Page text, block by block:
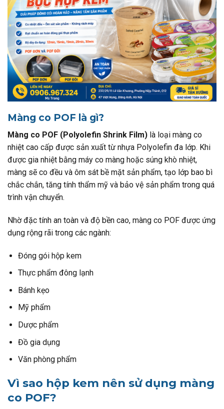
Màng co POF là gì?
Màng co POF (Polyolefin Shrink Film) là loại màng co
nhiệt cao cấp được sản xuất từ nhựa Polyolefin đa lớp. Khi
được gia nhiệt bằng máy co màng hoặc súng khò nhiệt,
màng sẽ co đều và ôm sát bề mặt sản phẩm, tạo lớp bao bì
chắc chắn, tăng tính thẩm mỹ và bảo vệ sản phẩm trong quá
trình vận chuyển.
Nhờ đặc tính an toàn và độ bền cao, màng co POF được ứng
dụng rộng rãi trong các ngành:
Đóng gói hộp kem
Thực phẩm đông lạnh
Bánh kẹo
Mỹ phẩm
Dược phẩm
Đồ gia dụng
Văn phòng phẩm
Vì sao hộp kem nên sử dụng màng
co POF?